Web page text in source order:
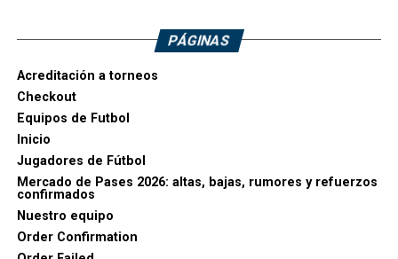
PÁGINAS
Acreditación a torneos
Checkout
Equipos de Futbol
Inicio
Jugadores de Fútbol
Mercado de Pases 2026: altas, bajas, rumores y refuerzos
confirmados
Nuestro equipo
Order Confirmation